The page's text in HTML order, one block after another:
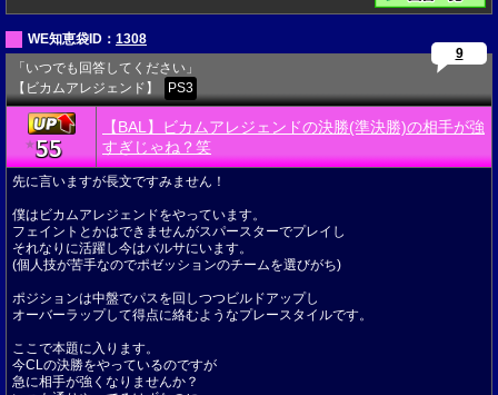
WE知恵袋ID： 1308
「いつでも回答してください」
【ビカムアレジェンド】
PS3
9
★55
【BAL】ビカムアレジェンドの決勝(準決勝)の相手が強
すぎじゃね？笑
先に言いますが長文ですみません！
僕はビカムアレジェンドをやっています。
フェイントとかはできませんがスパースターでプレイし
それなりに活躍し今はバルサにいます。
(個人技が苦手なのでポゼッションのチームを選びがち)
ポジションは中盤でパスを回しつつビルドアップし
オーバーラップして得点に絡むようなプレースタイルです。
ここで本題に入ります。
今CLの決勝をやっているのですが
急に相手が強くなりませんか？